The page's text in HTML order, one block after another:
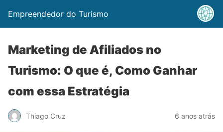
Empreendedor do Turismo
Marketing de Afiliados no
Turismo: O que é, Como Ganhar
com essa Estratégia
Thiago Cruz 6 anos atrás